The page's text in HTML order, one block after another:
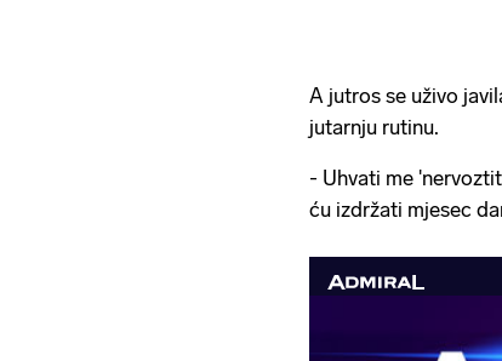
A jutros se uživo
jutarnju rutinu.
- Uhvati me
ću izdržati mjesec